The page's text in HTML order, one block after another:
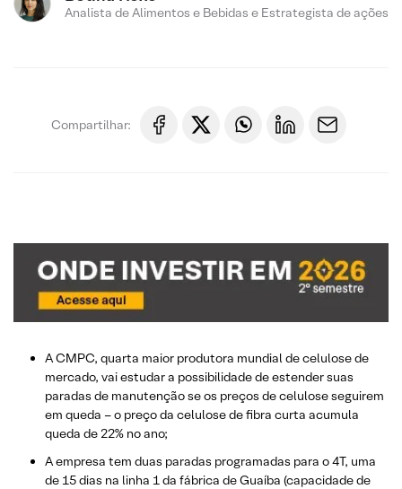
Analista de Alimentos e Bebidas e Estrategista de ações
Compartilhar:
A CMPC, quarta maior produtora mundial de celulose de
mercado, vai estudar a possibilidade de estender suas
paradas de manutenção se os preços de celulose seguirem
em queda – o preço da celulose de fibra curta acumula
queda de 22% no ano;
A empresa tem duas paradas programadas para o 4T, uma
de 15 dias na linha 1 da fábrica de Guaíba (capacidade de